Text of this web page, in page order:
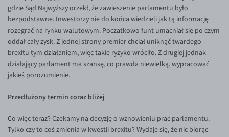
Inne pary walutowe
BGN/PLN
CAD/PLN
CNY/PLN
ILS/PLN
Aplikacja mobilna
Bezpieczeństwo
Pomoc
Pomoc
FAQ
Banki i przelewy
Poradnik
KONTAKT
Kontakt
Dla mediów
PL
gdzie Sąd Najwyższy orzekł, że zawieszenie parlamentu było
bezpodstawne. Inwestorzy nie do końca wiedzieli jak tą informację
rozegrać na rynku walutowym. Początkowo funt umacniał się po czym
oddał cały zysk. Z jednej strony premier chciał uniknąć twardego
brexitu tym działaniem, więc takie ryzyko wróciło. Z drugiej jednak
działający parlament ma szansę, co prawda niewielką, wypracować
jakieś porozumienie.
Przedłużony termin coraz bliżej
Co więc teraz? Czekamy na decyzję o wznowieniu prac parlamentu.
Tylko czy to coś zmienia w kwestii brexitu? Wydaje się, że nic biorąc